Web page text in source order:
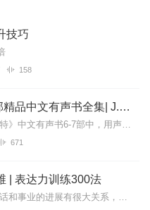
技巧
158
《哈利·波特》1-7部精品中文有声书全集| J.K.罗琳原著，光合积木演播
胡良伟先生在《哈利·波特》中文有声书6-7部中，用声音带领着大家继续魔法之旅。为保证作品的一致性，给大家带来完整的魔法体验，我们与版权方PottermoreP...
671
| 表达力训练300法
富兰克林曾经说过：“说话和事业的进展有很大关系，是一个人力量的主要体现。你如出言不逊，跟别人争辩，那么，你将不可能获得别人的同情、别人的合作、别人的助力。”戴尔...